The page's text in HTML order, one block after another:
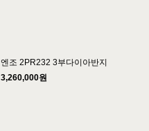
엔조 2PR232 3부다이아반지
3,260,000원